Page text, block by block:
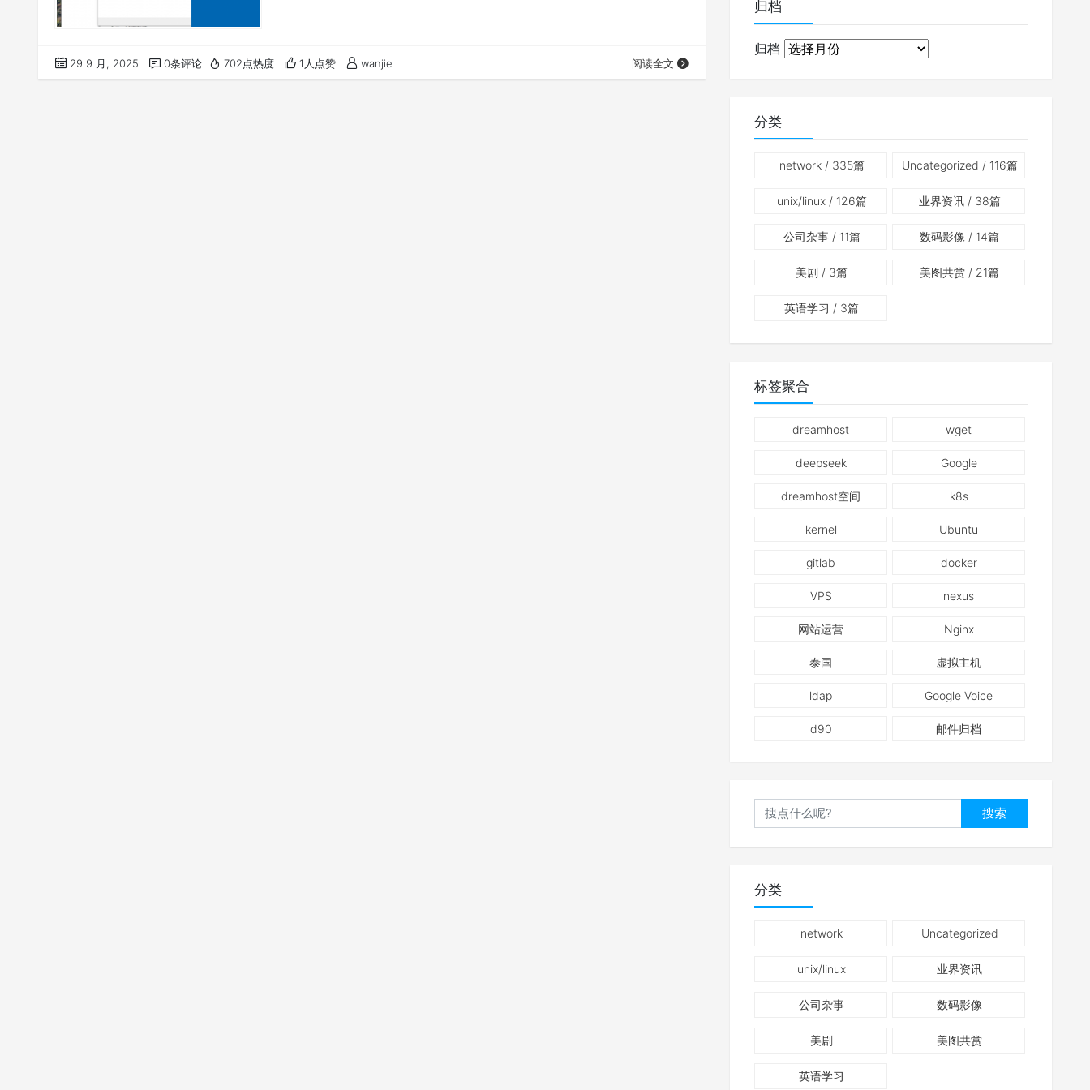
29 9 月, 2025 0条评论 702点热度 1人点赞 wanjie 阅读全文
归档
归档
分类
network/ 335篇 Uncategorized / 116篇
unix/linux/ 126篇 业界资讯/ 38篇
公司杂事/ 11篇 数码影像 / 14篇
美剧 / 3篇 美图共赏 / 21篇
英语学习 / 3篇
标签聚合
dreamhost wget
deepseek Google
dreamhost空间 k8s
kernel Ubuntu
gitlab docker
VPS nexus
网站运营 Nginx
泰国 虚拟主机
ldap Google Voice
d90 邮件归档
搜索
分类
network Uncategorized
unix/linux 业界资讯
公司杂事 数码影像
美剧 美图共赏
英语学习